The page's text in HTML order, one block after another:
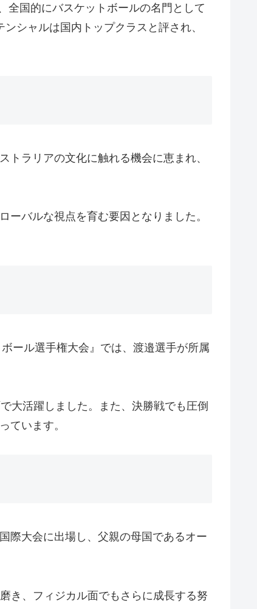
全国的にバスケットボールの名門として
シャルは国内トップクラスと評され、
ラリアの文化に触れる機会に恵まれ、
バルな視点を育む要因となりました。
ール選手権大会』では、渡邉選手が所属
大活躍しました。また、決勝戦でも圧倒
ています。
際大会に出場し、父親の母国であるオー
き、フィジカル面でもさらに成長する努